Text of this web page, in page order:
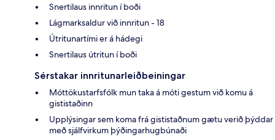
Snertilaus innritun í boði
Lágmarksaldur við innritun - 18
Útritunartími er á hádegi
Snertilaus útritun í boði
Sérstakar innritunarleiðbeiningar
Móttökustarfsfólk mun taka á móti gestum við komu á
gististaðinn
Upplýsingar sem koma frá gististaðnum gætu verið þýddar
með sjálfvirkum þýðingarhugbúnaði